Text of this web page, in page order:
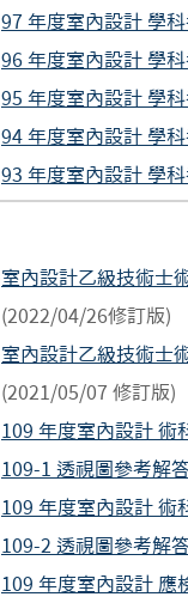
97 年度室內設計 學
96 年度室內設計 學
95 年度室內設計 學
94 年度室內設計 學
93 年度室內設計 學
室內設計乙級技術士
(2022/04/26修訂版)
室內設計乙級技術士
(2021/05/07 修訂版)
109 年度室內設計 術
109-1 透視圖參考解
109 年度室內設計 術
109-2 透視圖參考解
109 年度室內設計 應